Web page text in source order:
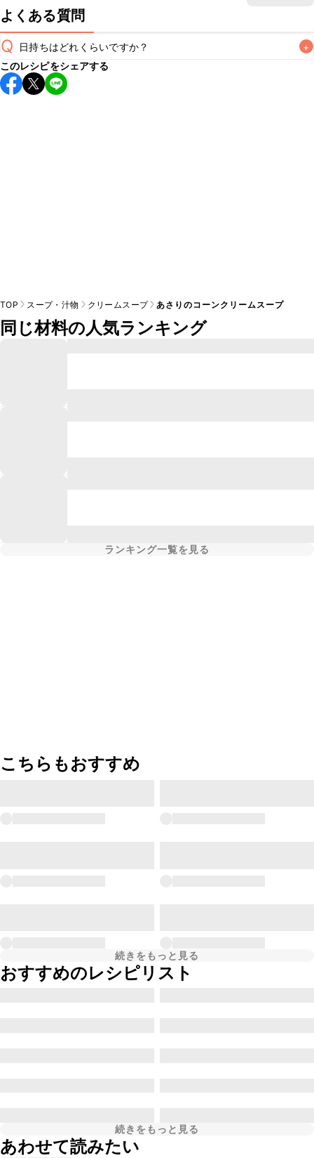
よくある質問
Q 日持ちはどれくらいですか？ +
保存期間は冷蔵で翌日中が目安です。なるべくお早めにお召
し上がりください。
このレシピをシェアする
TOP スープ・汁物 クリームスープ あさりのコーンクリームスープ
同じ材料の人気ランキング
ランキング一覧を見る
こちらもおすすめ
続きをもっと見る
おすすめのレシピリスト
続きをもっと見る
あわせて読みたい